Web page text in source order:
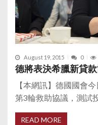
August 19, 2015 0
德將表決希臘新貸
【本網訊】德國國會
第3輪救助協議，測試
READ MORE